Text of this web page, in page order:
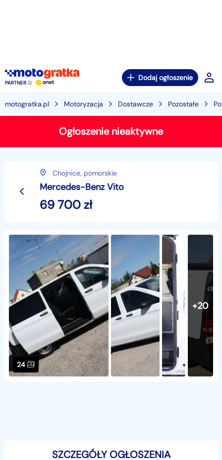
PARTNER
Dodaj ogłoszenie
motogratka.pl Motoryzacja Dostawcze Pozostałe
Ogłoszenie nieaktywne
Chojnice, pomorskie
Mercedes-Benz Vito
69 700zł
24
+20
SZCZEGÓŁY OGŁOSZENIA